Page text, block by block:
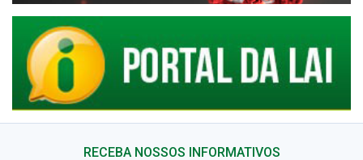
RECEBA NOSSOS INFORMATIVOS